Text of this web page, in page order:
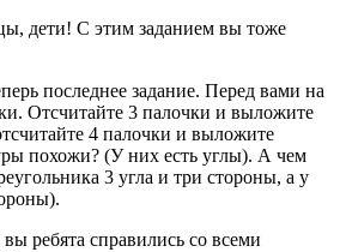
дети! С этим заданием вы тоже
последнее задание. Перед вами на
Отсчитайте 3 палочки и выложите
4 палочки и выложите
похожи? (У них есть углы). А чем
3 угла и три стороны, а у
ребята справились со всеми